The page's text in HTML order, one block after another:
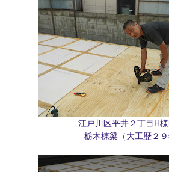
江戸川区平井２丁目H
栃木棟梁（大工歴２９